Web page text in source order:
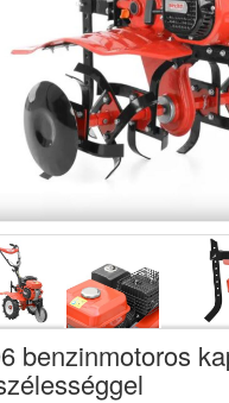
benzinmotoros